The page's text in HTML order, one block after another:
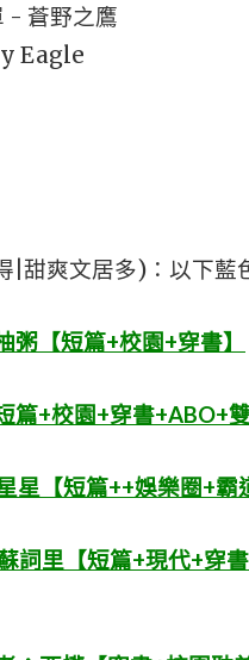
|甜爽文居多)：以下藍
粥【短篇+校園+穿書】
篇+校園+穿書+ABO+雙
星【短篇++娛樂圈+
里【短篇+現代+穿書